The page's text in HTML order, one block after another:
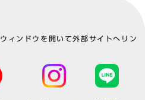
ィンドウを開いて外部サイトへリン